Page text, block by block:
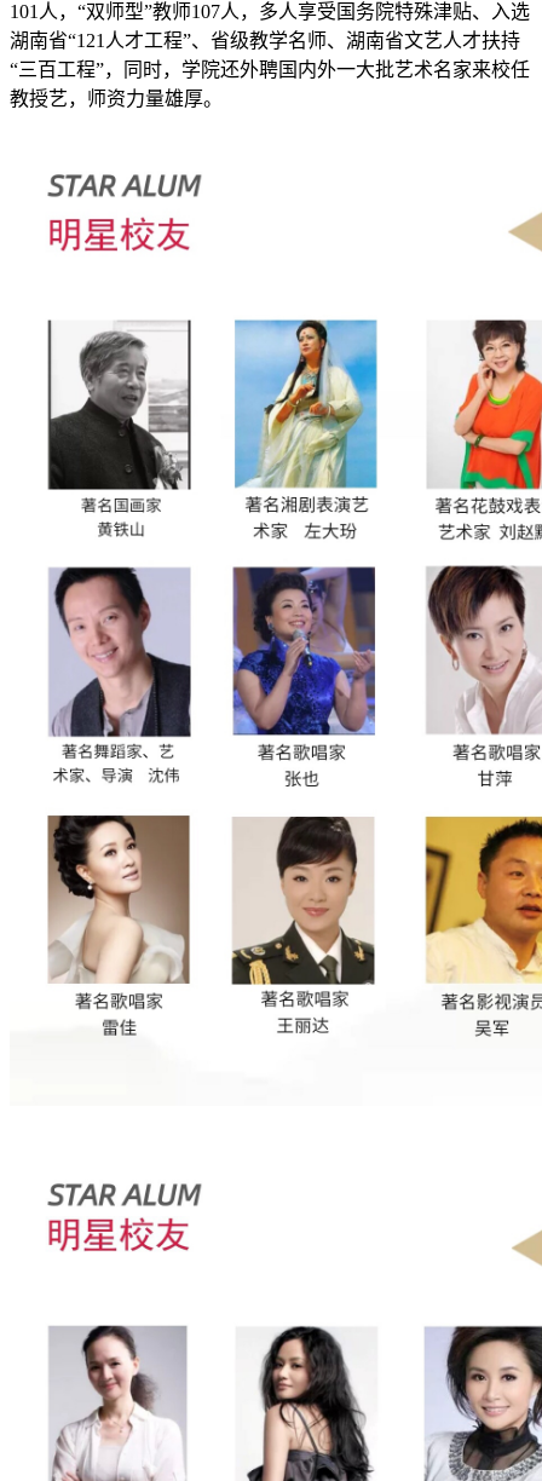
101人，“双师型”教师107人，多人享受国务院特殊津贴、入选
湖南省“121人才工程”、省级教学名师、湖南省文艺人才扶持
“三百工程”，同时，学院还外聘国内外一大批艺术名家来校任
教授艺，师资力量雄厚。